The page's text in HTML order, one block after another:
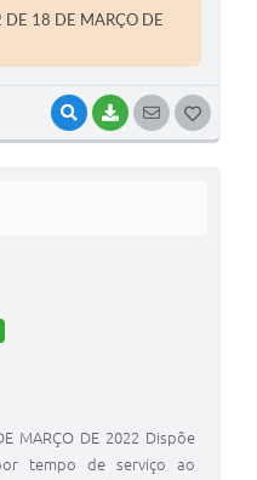
VISUALIZAR
BAIXARSEGUIR
18 DE MARÇO DE
MARÇO DE 2022 Dispõe
tempo de serviço ao